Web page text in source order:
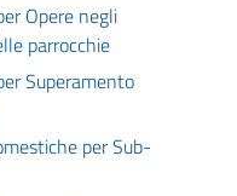
Opere negli
parrocchie
Superamento
per Sub-